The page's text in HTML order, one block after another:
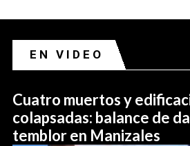
EN VIDEO
Cuatro muertos y
colapsadas: balance de
temblor en Manizales